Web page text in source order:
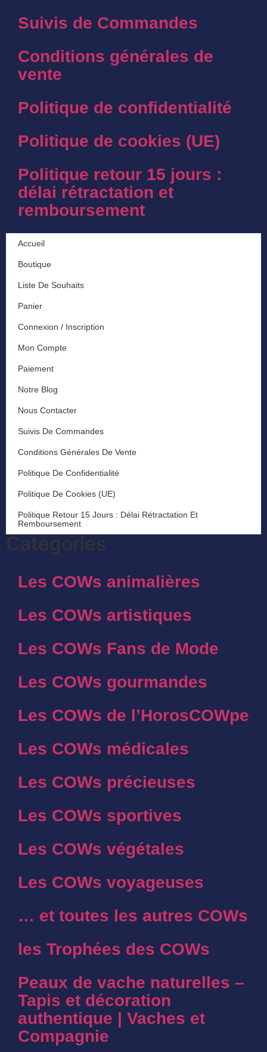
Suivis de Commandes
Conditions générales de
vente
Politique de confidentialité
Politique de cookies (UE)
Politique retour 15 jours :
délai rétractation et
remboursement
Accueil
Boutique
Liste De Souhaits
Panier
Connexion / Inscription
Mon Compte
Paiement
Notre Blog
Nous Contacter
Suivis De Commandes
Conditions Générales De Vente
Politique De Confidentialité
Politique De Cookies (UE)
Politique Retour 15 Jours : Délai Rétractation Et
Remboursement
Catégories
Les COWs animalières
Les COWs artistiques
Les COWs Fans de Mode
Les COWs gourmandes
Les COWs de l’HorosCOWpe
Les COWs médicales
Les COWs précieuses
Les COWs sportives
Les COWs végétales
Les COWs voyageuses
… et toutes les autres COWs
les Trophées des COWs
Peaux de vache naturelles –
Tapis et décoration
authentique | Vaches et
Compagnie